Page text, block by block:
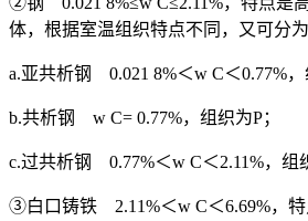
体，根据室温组织特点不同，又可分为
a.亚共析钢 0.021 8%＜w C＜0.77%，
b.共析钢 w C= 0.77%，组织为P；
c.过共析钢 0.77%＜w C＜2.11%，组
③白口铸铁 2.11%＜w C＜6.69%，